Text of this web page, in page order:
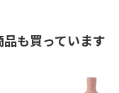
も買っています